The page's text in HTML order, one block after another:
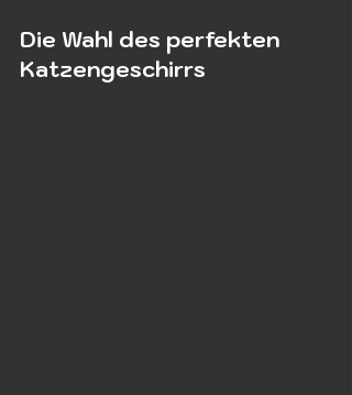
Die Wahl des perfekten
Katzengeschirrs